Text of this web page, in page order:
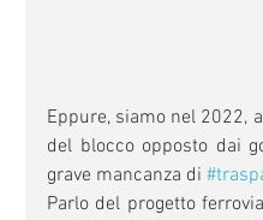
Eppure, siamo nel 2022,
del blocco opposto dai
grave mancanza di
Parlo del progetto